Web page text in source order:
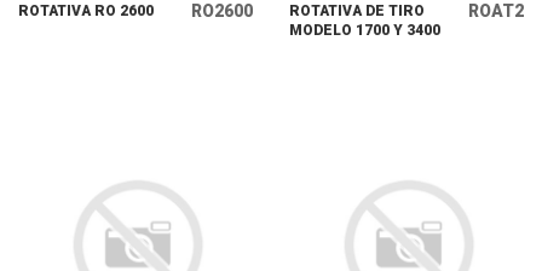
ROTATIVA RO 2600 RO2600
ROTATIVA DE TIRO
MODELO 1700 Y 3400
ROAT2